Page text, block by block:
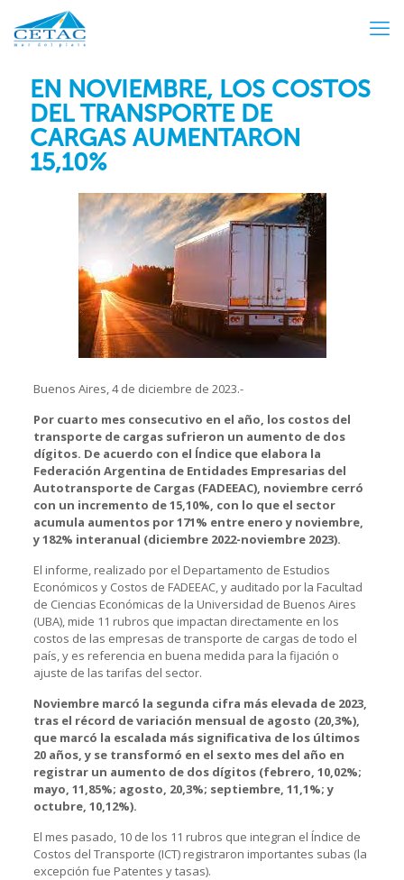
EN NOVIEMBRE, LOS COSTOS
DEL TRANSPORTE DE
CARGAS AUMENTARON
15,10%
Buenos Aires, 4 de diciembre de 2023.-
Por cuarto mes consecutivo en el año, los costos del
transporte de cargas sufrieron un aumento de dos
dígitos. De acuerdo con el Índice que elabora la
Federación Argentina de Entidades Empresarias del
Autotransporte de Cargas (FADEEAC), noviembre cerró
con un incremento de 15,10%, con lo que el sector
acumula aumentos por 171% entre enero y noviembre,
y 182% interanual (diciembre 2022-noviembre 2023).
El informe, realizado por el Departamento de Estudios
Económicos y Costos de FADEEAC, y auditado por la Facultad
de Ciencias Económicas de la Universidad de Buenos Aires
(UBA), mide 11 rubros que impactan directamente en los
costos de las empresas de transporte de cargas de todo el
país, y es referencia en buena medida para la fijación o
ajuste de las tarifas del sector.
Noviembre marcó la segunda cifra más elevada de 2023,
tras el récord de variación mensual de agosto (20,3%),
que marcó la escalada más significativa de los últimos
20 años, y se transformó en el sexto mes del año en
registrar un aumento de dos dígitos (febrero, 10,02%;
mayo, 11,85%; agosto, 20,3%; septiembre, 11,1%; y
octubre, 10,12%).
El mes pasado, 10 de los 11 rubros que integran el Índice de
Costos del Transporte (ICT) registraron importantes subas (la
excepción fue Patentes y tasas).